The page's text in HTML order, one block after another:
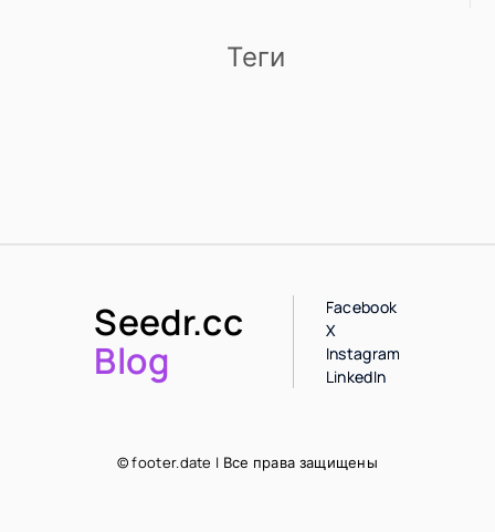
Теги
Seedr.cc
Blog
Facebook
X
Instagram
LinkedIn
© footer.date | Все права защищены